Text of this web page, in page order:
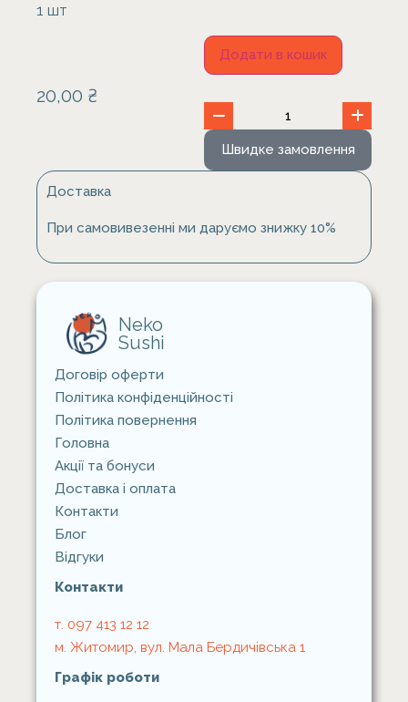
1 шт
20,00 ₴
Додати в кошик
Швидке замовлення
Доставка
При самовивезенні ми даруємо знижку 10%
Neko
Sushi
Договір оферти
Політика конфіденційності
Політика повернення
Головна
Акції та бонуси
Доставка i оплата
Контакти
Блог
Відгуки
Контакти
т. 097 413 12 12
м. Житомир, вул. Мала Бердичівська 1
Графік роботи